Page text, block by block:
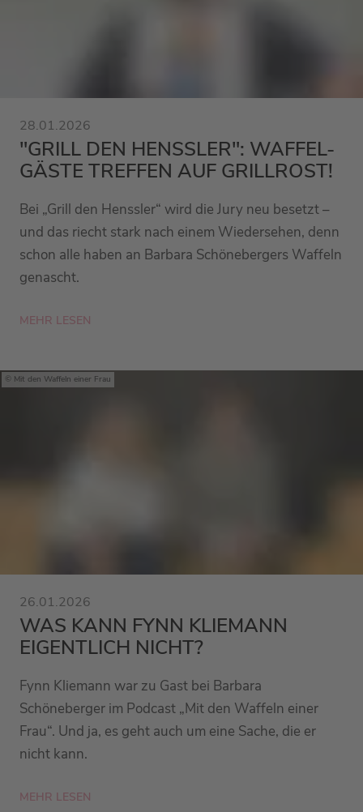
28.01.2026
"GRILL DEN HENSSLER": WAFFEL-
GÄSTE TREFFEN AUF GRILLROST!
Bei „Grill den Henssler“ wird die Jury neu besetzt –
und das riecht stark nach einem Wiedersehen, denn
schon alle haben an Barbara Schönebergers Waffeln
genascht.
MEHR LESEN
Mit den Waffeln einer Frau
26.01.2026
WAS KANN FYNN KLIEMANN
EIGENTLICH NICHT?
Fynn Kliemann war zu Gast bei Barbara
Schöneberger im Podcast „Mit den Waffeln einer
Frau“. Und ja, es geht auch um eine Sache, die er
nicht kann.
MEHR LESEN